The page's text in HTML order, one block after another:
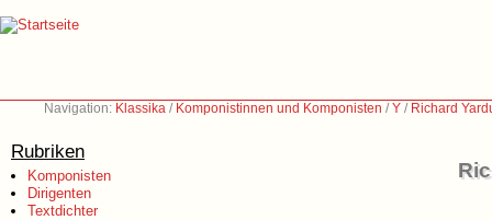
Navigation: Klassika / Komponistinnen und Komponisten /Y / Richard
Rubriken
Komponisten
Dirigenten
Textdichter